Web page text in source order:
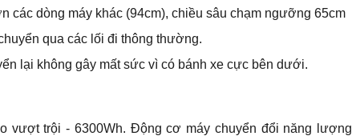
các dòng máy khác (94cm), chiều sâu chạm ngưỡng 65cm
qua các lối đi thông thường.
lại không gây mất sức vì có bánh xe cực bên dưới.
vượt trội - 6300Wh. Động cơ máy chuyển đổi năng lượng